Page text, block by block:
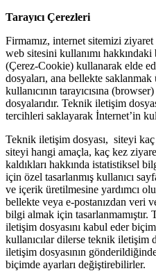
Tarayıcı Çerezleri
Firmamız, internet sitemizi ziyaret
web sitesini kullanımı
(Çerez-Cookie) kullanarak elde
dosyaları, ana bellekte
kullanıcının tarayıcısına
dosyalarıdır. Teknik iletişim
tercihleri saklayarak İnternet’in
Teknik iletişim dosyası, siteyi
siteyi hangi amaçla, kaç kez
kaldıkları hakkında istatistiksel
için özel tasarlanmış kullanıcı
ve içerik üretilmesine yardımcı
bellekte veya e-postanızdan veri
bilgi almak için tasarlanmamıştır.
iletişim dosyasını kabul eder
kullanıcılar dilerse teknik iletişim
iletişim dosyasının
biçimde ayarları değiştirebilirler.